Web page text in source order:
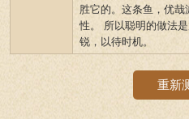
胜它的。这条鱼，优哉
性。 所以聪明的做法
锐，以待时机。
重新